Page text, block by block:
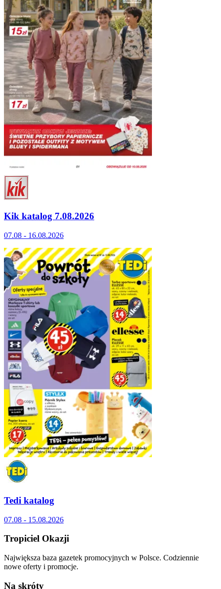
Kik katalog 7.08.2026
07.08 - 16.08.2026
Tedi katalog
07.08 - 15.08.2026
Tropiciel Okazji
Największa baza gazetek promocyjnych w Polsce. Codziennie
nowe oferty i promocje.
Na skróty